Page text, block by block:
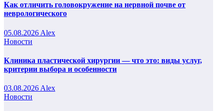
Как отличить головокружение на нервной почве от
неврологического
05.08.2026 Alex
Новости
Клиника пластической хирургии — что это: виды услуг,
критерии выбора и особенности
03.08.2026 Alex
Новости